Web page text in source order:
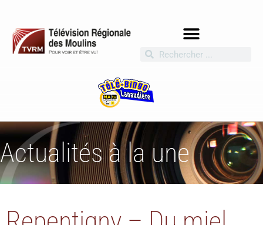
Actualités à la une